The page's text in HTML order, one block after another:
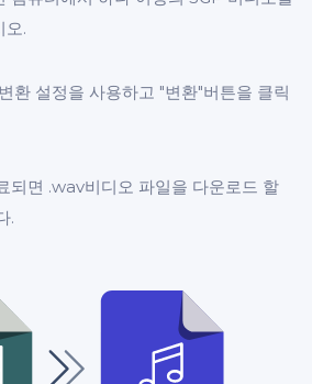
오.
환 설정을 사용하고 "변환"버튼을 클릭
되면 .wav비디오 파일을 다운로드 할
.